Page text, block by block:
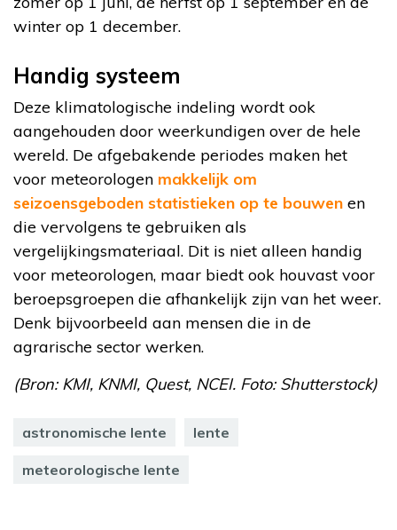
winter op 1 december.
Handig systeem
Deze klimatologische indeling wordt ook
aangehouden door weerkundigen over de hele
wereld. De afgebakende periodes maken het
voor meteorologen makkelijk om
seizoensgeboden statistieken op te bouwen en
die vervolgens te gebruiken als
vergelijkingsmateriaal. Dit is niet alleen handig
voor meteorologen, maar biedt ook houvast voor
beroepsgroepen die afhankelijk zijn van het weer.
Denk bijvoorbeeld aan mensen die in de
agrarische sector werken.
(Bron: KMI, KNMI, Quest, NCEI. Foto: Shutterstock)
astronomische lente lente
meteorologische lente